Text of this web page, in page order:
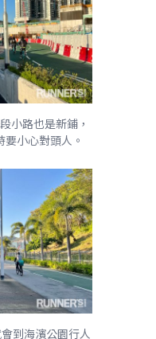
小路也是新鋪，
小心對頭人。
到海濱公園行人